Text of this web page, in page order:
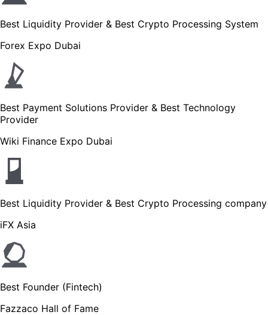
Best Liquidity Provider & Best Crypto Processing System
Forex Expo Dubai
Best Payment Solutions Provider & Best Technology
Provider
Wiki Finance Expo Dubai
Best Liquidity Provider & Best Crypto Processing company
iFX Asia
Best Founder (Fintech)
Fazzaco Hall of Fame